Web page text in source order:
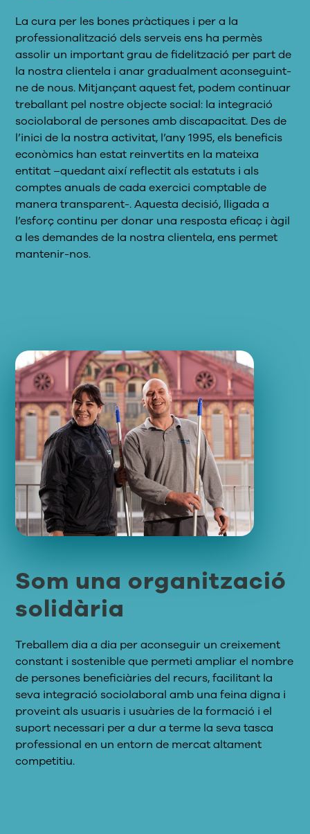
La cura per les bones pràctiques i per a la
professionalització dels serveis ens ha permès
assolir un important grau de fidelització per part de
la nostra clientela i anar gradualment aconseguint-
ne de nous. Mitjançant aquest fet, podem continuar
treballant pel nostre objecte social: la integració
sociolaboral de persones amb discapacitat. Des de
l’inici de la nostra activitat, l’any 1995, els beneficis
econòmics han estat reinvertits en la mateixa
entitat –quedant així reflectit als estatuts i als
comptes anuals de cada exercici comptablede
manera transparent-. Aquesta decisió, lligada a
l’esforç continu per donar una resposta eficaç i àgil
a les demandesde la nostra clientela, ens permet
mantenir-nos.
Som una organització
solidària
Treballem dia a dia per aconseguir un creixement
constant i sostenible que permeti ampliar el nombre
de persones beneficiàries del recurs, facilitant la
seva integració sociolaboral amb una feina digna i
proveintals usuaris i usuàriesde la formació i el
suport necessari per adur a terme la seva tasca
professional en un entorn de mercat altament
competitiu.